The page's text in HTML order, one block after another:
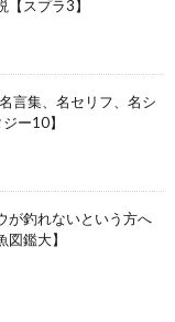
スプラ3】
言集、名セリフ、名シ
ー10】
が釣れないという方へ
鑑大】